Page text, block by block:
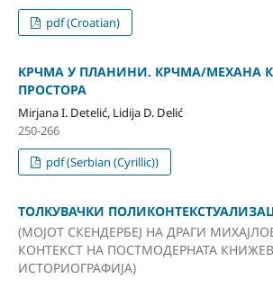
pdf (Croatian)
КРЧМА У ПЛАНИНИ. КРЧМА/МЕХАНА
ПРОСТОРА
Mirjana I. Detelić, Lidija D. Delić
250-266
pdf (Serbian (Cyrillic))
ТОЛКУВАЧКИ
(МОЈОТ СКЕНДЕРБЕЈ НА ДРАГИ
КОНТЕКСТ НА ПОСТМОДЕРНАТА
ИСТОРИОГРАФИЈА)